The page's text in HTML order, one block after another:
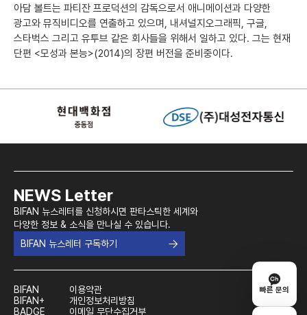
빠른 문의
아담 볼트는 파티잔 프로덕션의 감독으로서 애니메이션과 다양한
광고와 뮤직비디오를 연출하고 있으며, 내셔널지오그래픽, 구글,
스타벅스 그리고 유투브 같은 회사들을 위해서 일하고 있다. 그는 현재
단편 <모성과 본능>(2014)의 장편 버전을 준비중이다.
NEWS Letter
BIFAN 뉴스레터를 신청하시면 판타스틱한 세계와
다양한 정보 & 소식을 만나실 수 있습니다.
BIFAN 뉴스레터 구독하기
BIFAN
BIFAN+
BADGE
이용약관
개인정보처리방침
이메일 무단수집거부